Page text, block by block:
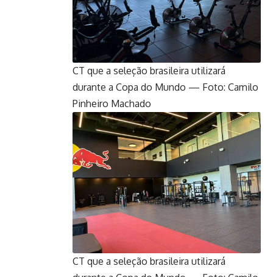
CT que a seleção brasileira utilizará
durante a Copa do Mundo — Foto: Camilo
Pinheiro Machado
CT que a seleção brasileira utilizará